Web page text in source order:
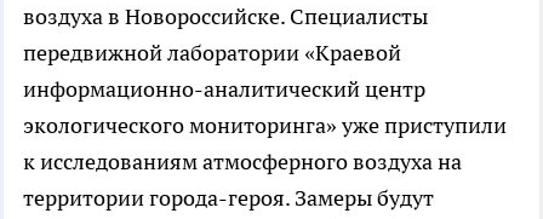
воздуха в Новороссийске. Специалисты
передвижной лаборатории «Краевой
информационно-аналитический центр
экологического мониторинга» уже приступили
к исследованиям атмосферного воздуха на
территории города-героя. Замеры будут